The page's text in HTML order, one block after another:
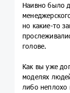
Наивно было
но какие-то
голове.
Как вы уже
моделях
либо неплохо